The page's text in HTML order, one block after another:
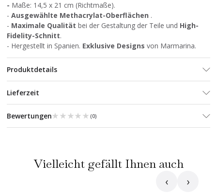
- Maße: 14,5 x 21 cm (Richtmaße).
- Ausgewählte Methacrylat-Oberflächen .
- Maximale Qualität bei der Gestaltung der Teile und High-
Fidelity-Schnitt.
- Hergestellt in Spanien. Exklusive Designs von Marmarina.
Produktdetails
Lieferzeit
Bewertungen★★★★★
★★★★★ (0)
Vielleicht gefällt Ihnen auch
‹ ›